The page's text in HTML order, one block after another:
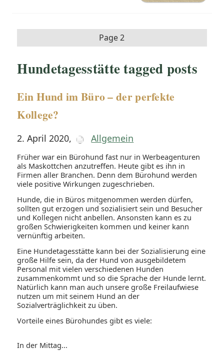
Page 2
Hundetagesstätte tagged posts
Ein Hund im Büro – der perfekte
Kollege?
2. April 2020, Allgemein
Früher war ein Bürohund fast nur in Werbeagenturen
als Maskottchen anzutreffen. Heute gibt es ihn in
Firmen aller Branchen. Denn dem Bürohund werden
viele positive Wirkungen zugeschrieben.
Hunde, die in Büros mitgenommen werden dürfen,
sollten gut erzogen und sozialisiert sein und Besucher
und Kollegen nicht anbellen. Ansonsten kann es zu
großen Schwierigkeiten kommen und keiner kann
vernünftig arbeiten.
Eine Hundetagesstätte kann bei der Sozialisierung eine
große Hilfe sein, da der Hund von ausgebildetem
Personal mit vielen verschiedenen Hunden
zusammenkommt und so die Sprache der Hunde lernt.
Natürlich kann man auch unsere große Freilaufwiese
nutzen um mit seinem Hund an der
Sozialverträglichkeit zu üben.
Vorteile eines Bürohundes gibt es viele:
In der Mittag...